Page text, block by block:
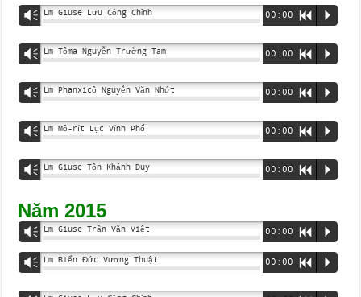
Vm Lm Giuse Lưu Công Chỉnh 00:00 R P
Vm Lm Tôma Nguyễn Trường Tam 00:00 R P
Vm Lm Phanxicô Nguyễn Văn Nhứt 00:00 R P
Vm Lm Mô-rít Lục Vĩnh Phố 00:00 R P
Vm Lm Giuse Tôn Khánh Duy 00:00 R P
Năm 2015
Vm Lm Giuse Trần Văn Việt 00:00 R P
Vm Lm Biển Đức Vương Thuật 00:00 R P